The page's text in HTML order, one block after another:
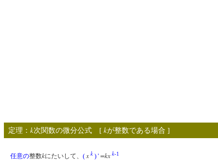
定理：k次関数の微分公式 [kが整数である場合 ]
任意の整数kにたいして、 ( x k ) ' =kx k-1